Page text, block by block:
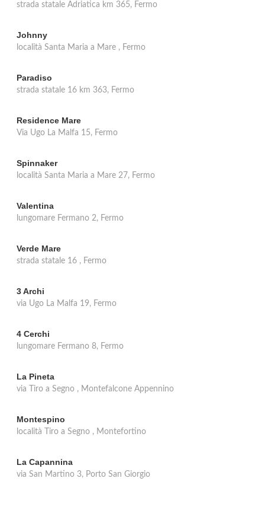
strada statale Adriatica km 365, Fermo
Johnny
località Santa Maria a Mare , Fermo
Paradiso
strada statale 16 km 363, Fermo
Residence Mare
Via Ugo La Malfa 15, Fermo
Spinnaker
località Santa Maria a Mare 27, Fermo
Valentina
lungomare Fermano 2, Fermo
Verde Mare
strada statale 16 , Fermo
3 Archi
via Ugo La Malfa 19, Fermo
4 Cerchi
lungomare Fermano 8, Fermo
La Pineta
via Tiro a Segno , Montefalcone Appennino
Montespino
località Tiro a Segno , Montefortino
La Capannina
via San Martino 3, Porto San Giorgio